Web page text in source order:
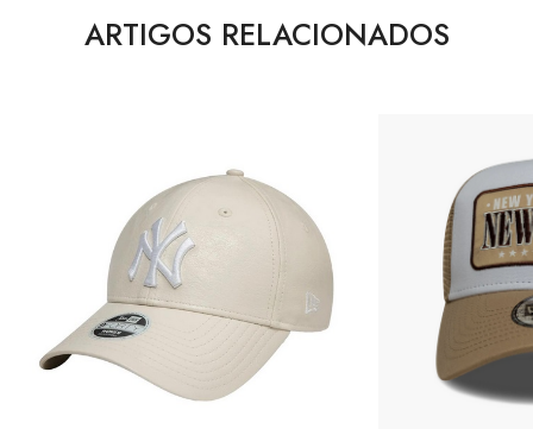
ARTIGOS RELACIONADOS